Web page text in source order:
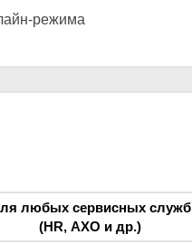
режима
любых сервисных служб
(HR, АХО и др.)